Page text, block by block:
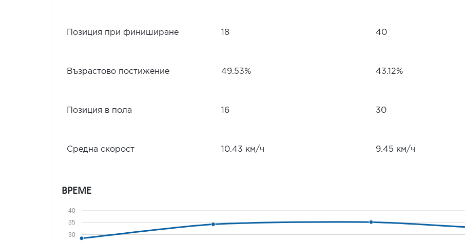
Позиция при финиширане 18 40
Възрастово постижение 49.53% 43.12%
Позиция в пола 16 30
Средна скорост 10.43 км/ч 9.45 км/ч
ВРЕМЕ
30
35
40